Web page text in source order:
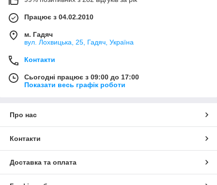
Працює з 04.02.2010
м. Гадяч
вул. Лохвицька, 25, Гадяч, Україна
Контакти
Сьогодні працює з 09:00 до 17:00
Показати весь графік роботи
Про нас
Контакти
Доставка та оплата